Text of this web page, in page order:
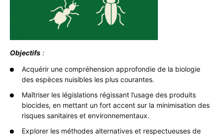
Objectifs :
Acquérir une compréhension approfondie de la biologie
des espèces nuisibles les plus courantes.
Maîtriser les législations régissant l’usage des produits
biocides, en mettant un fort accent sur la minimisation des
risques sanitaires et environnementaux.
Explorer les méthodes alternatives et respectueuses de